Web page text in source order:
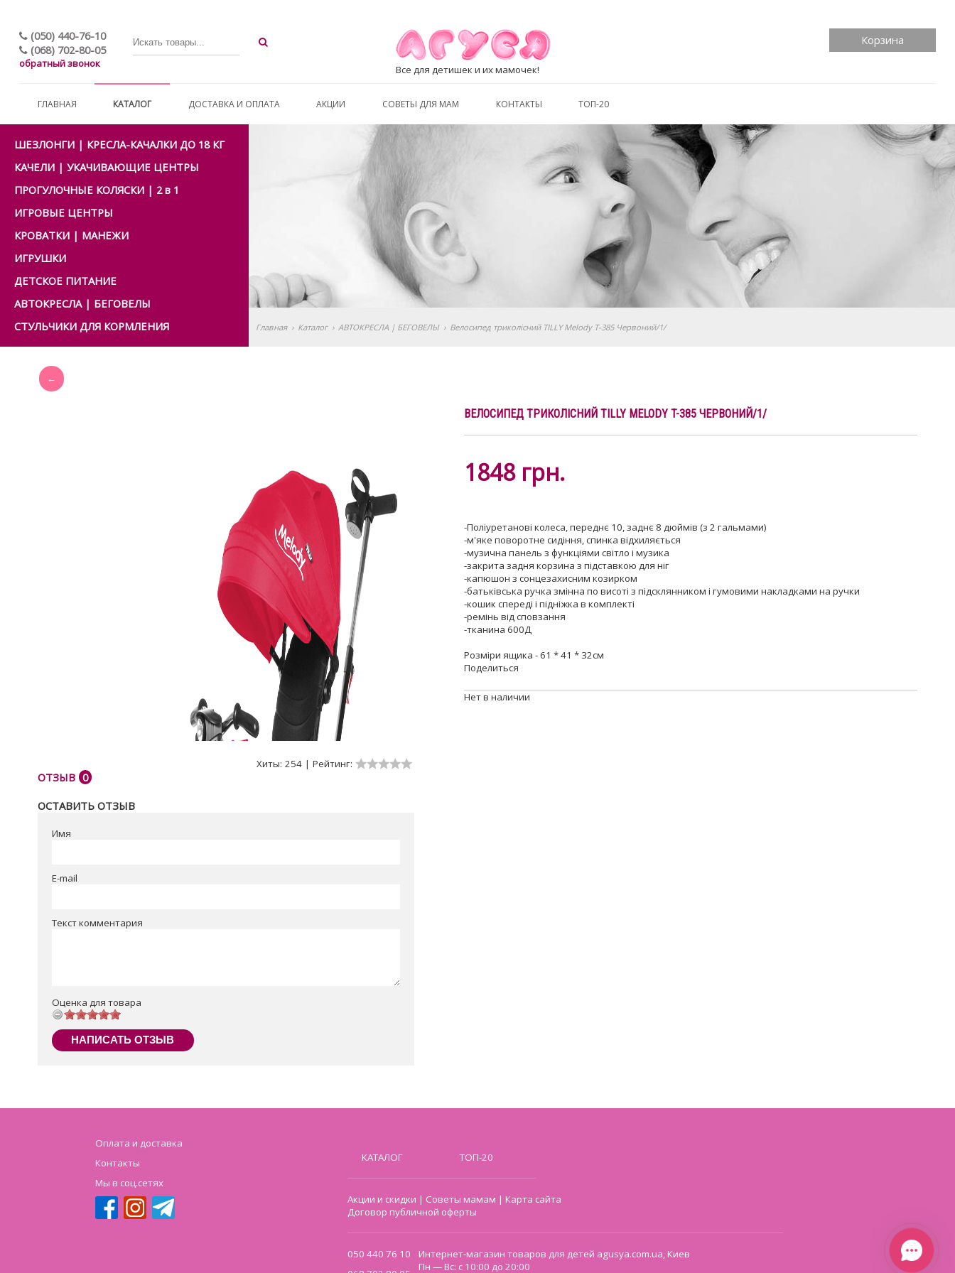
(050) 440-76-10
(068) 702-80-05
обратный звонок Все для детишек и их мамочек!
Корзина
ГЛАВНАЯ КАТАЛОГ ДОСТАВКА И ОПЛАТА АКЦИИ СОВЕТЫ ДЛЯ МАМ КОНТАКТЫ ТОП-20
ШЕЗЛОНГИ | КРЕСЛА-КАЧАЛКИ ДО 18 КГ
КАЧЕЛИ | УКАЧИВАЮЩИЕ ЦЕНТРЫ
ПРОГУЛОЧНЫЕ КОЛЯСКИ | 2 в 1
ИГРОВЫЕ ЦЕНТРЫ
КРОВАТКИ | МАНЕЖИ
ИГРУШКИ
ДЕТСКОЕ ПИТАНИЕ
АВТОКРЕСЛА | БЕГОВЕЛЫ
СТУЛЬЧИКИ ДЛЯ КОРМЛЕНИЯ
Главная › Каталог › АВТОКРЕСЛА | БЕГОВЕЛЫ › Велосипед триколісний TILLY Melody T-385 Червоний/1/
Хиты: 254 | Рейтинг:
ОТЗЫВ 0
ОСТАВИТЬ ОТЗЫВ
Имя
E-mail
Текст комментария
Оценка для товара
НАПИСАТЬ ОТЗЫВ
ВЕЛОСИПЕД ТРИКОЛІСНИЙ TILLY MELODY T-385 ЧЕРВОНИЙ/1/
1848 грн.
-Поліуретанові колеса, переднє 10, заднє 8 дюймів (з 2 гальмами)
-м'яке поворотне сидіння, спинка відхиляється
-музична панель з функціями світло і музика
-закрита задня корзина з підставкою для ніг
-капюшон з сонцезахисним козирком
-батьківська ручка змінна по висоті з підсклянником і гумовими накладками на ручки
-кошик спереді і підніжка в комплекті
-ремінь від сповзання
-тканина 600Д
Розміри ящика - 61 * 41 * 32см
Поделиться
Нет в наличии
Оплата и доставка
Контакты
Мы в соц.сетях
КАТАЛОГ ТОП-20
Акции и скидки | Советы мамам |Карта сайта
Договор публичной оферты
050 440 76 10
Интернет-магазин товаров для детей agusya.com.ua, Киев
Пн — Вс: с 10:00 до 20:00